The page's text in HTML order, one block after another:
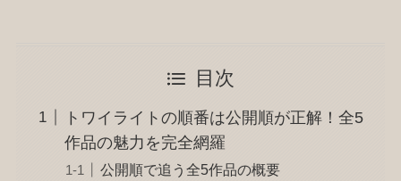
目次
トワイライトの順番は公開順が正解！全5
作品の魅力を完全網羅
公開順で追う全5作品の概要